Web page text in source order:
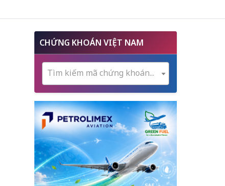
CHỨNG KHOÁN VIỆT NAM
Tìm kiếm mã chứng khoán...